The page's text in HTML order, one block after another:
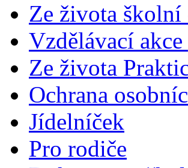
Ze života
Vzdělávací
Ze života
Ochrana
Jídelníček
Pro rodiče